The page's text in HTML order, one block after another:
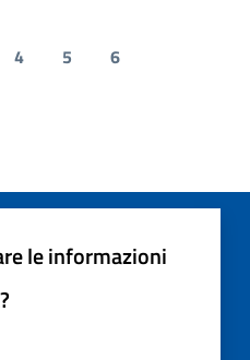
4 5
6
successiva
le informazioni